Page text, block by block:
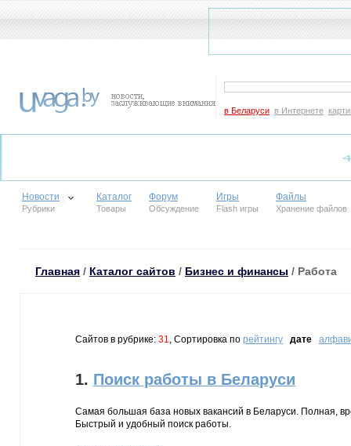
в Беларуси в Интернете
Новости
Рубрики
Каталог
Товары
Форум
Обсуждение
Игры
Flash игры
Файлы
Хранение файлов
Главная / Каталог сайтов / Бизнес и финансы / Работа
Сайтов в рубрике: 31, Сортировка по рейтингу дате
1. Поиск работы в Беларуси
Самая большая база новых вакансий в Беларуси. Полная,
Быстрый и удобный поиск работы.